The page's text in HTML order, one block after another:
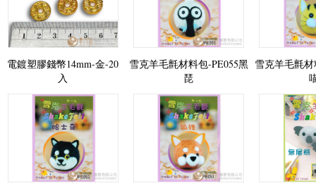
電鍍塑膠錢幣14mm-金-20
入
雪克羊毛氈材料包-PE055黑
琵
雪克羊毛氈